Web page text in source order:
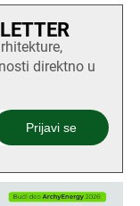
direktno u